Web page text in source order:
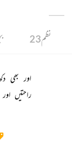
نظم23
اور بھی
راحتیں اور